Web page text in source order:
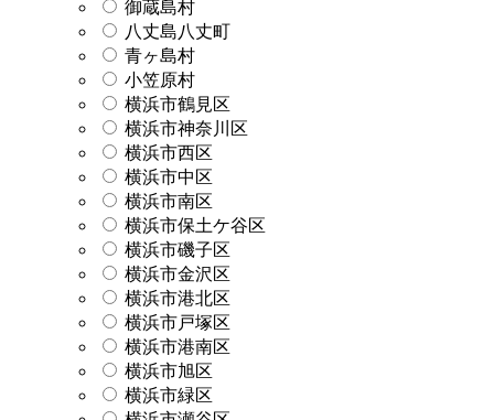
御蔵島村
八丈島八丈町
青ヶ島村
小笠原村
横浜市鶴見区
横浜市神奈川区
横浜市西区
横浜市中区
横浜市南区
横浜市保土ケ谷区
横浜市磯子区
横浜市金沢区
横浜市港北区
横浜市戸塚区
横浜市港南区
横浜市旭区
横浜市緑区